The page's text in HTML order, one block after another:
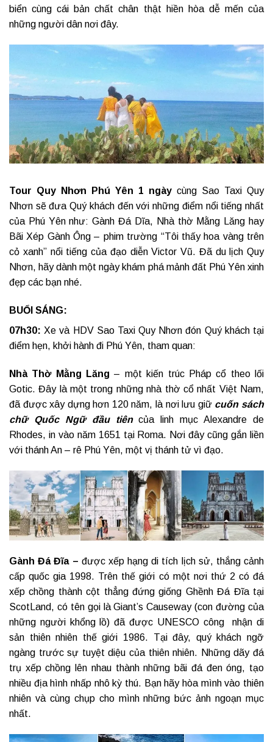
biển cùng cái bản chất chân thật hiền hòa dễ mến của
những người dân nơi đây.
Tour Quy Nhơn Phú Yên 1 ngày cùng Sao Taxi Quy
Nhơn sẽ đưa Quý khách đến với những điểm nổi tiếng nhất
của Phú Yên như: Gành Đá Dĩa, Nhà thờ Mằng Lăng hay
Bãi Xép Gành Ông – phim trường “Tôi thấy hoa vàng trên
cỏ xanh” nổi tiếng của đạo diễn Victor Vũ. Đã du lịch Quy
Nhơn, hãy dành một ngày khám phá mảnh đất Phú Yên xinh
đẹp các bạn nhé.
BUỔI SÁNG:
07h30: Xe và HDV Sao Taxi Quy Nhơn đón Quý khách tại
điểm hẹn, khởi hành đi Phú Yên, tham quan:
Nhà Thờ Mằng Lăng – một kiến trúc Pháp cổ theo lối
Gotic. Đây là một trong những nhà thờ cổ nhất Việt Nam,
đã được xây dựng hơn 120 năm, là nơi lưu giữ cuốn sách
chữ Quốc Ngữ đầu tiêncủa linh mục Alexandre de
Rhodes, in vào năm 1651 tại Roma. Nơi đây cũng gắn liền
với thánh An – rê Phú Yên, một vị thánh tử vì đạo.
Gành Đá Đĩa– được xếp hạng di tích lịch sử, thắng cảnh
cấp quốc gia 1998. Trên thế giới có một nơi thứ 2 có đá
xếp chồng thành cột thẳng đứng giống Ghềnh Đá Đĩa tại
ScotLand, có tên gọi là Giant’s Causeway (con đường của
những người khổng lồ) đã được UNESCO công nhận di
sản thiên nhiên thế giới 1986. Tại đây, quý khách ngỡ
ngàng trước sự tuyệt diệu của thiên nhiên. Những dãy đá
trụ xếp chồng lên nhau thành những bãi đá đen óng, tạo
nhiều địa hình nhấp nhô kỳ thú. Bạn hãy hòa mình vào thiên
nhiên và cùng chụp cho mình những bức ảnh ngoạn mục
nhất.